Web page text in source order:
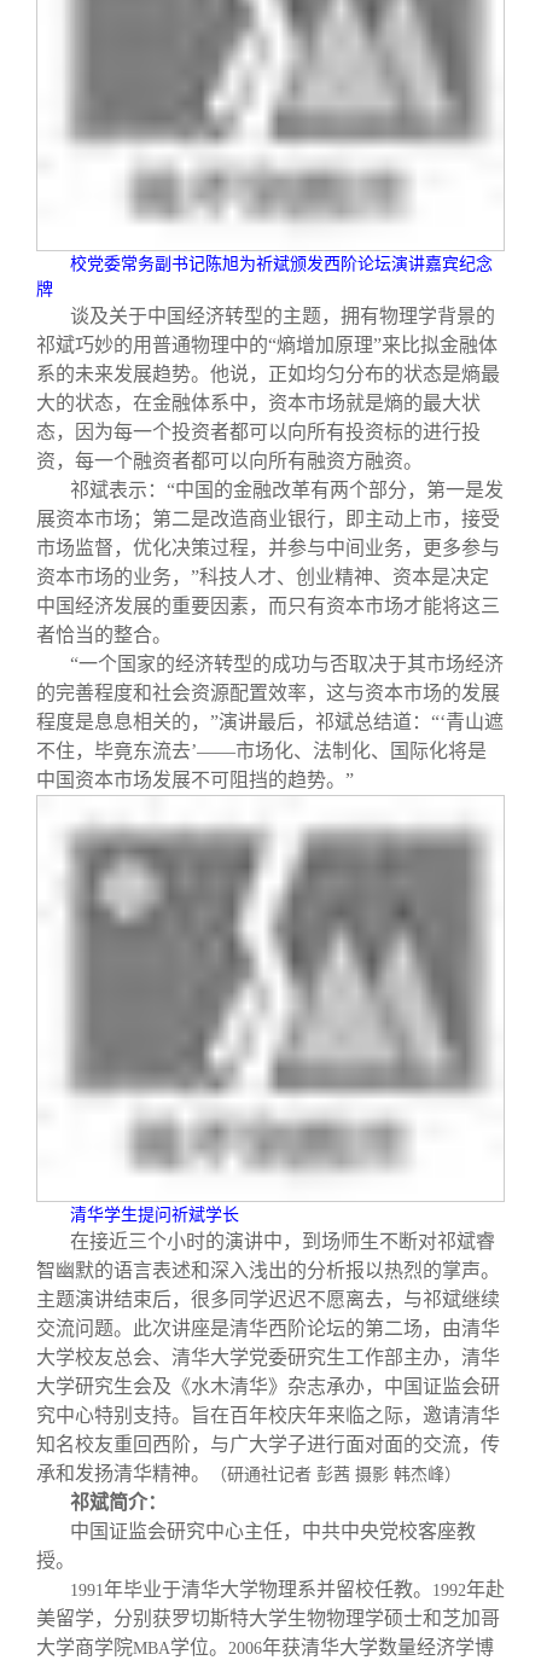
校党委常务副书记陈旭为祈斌颁发西阶论坛演讲嘉宾纪念
牌
谈及关于中国经济转型的主题，拥有物理学背景的
祁斌巧妙的用普通物理中的“熵增加原理”来比拟金融体
系的未来发展趋势。他说，正如均匀分布的状态是熵最
大的状态，在金融体系中，资本市场就是熵的最大状
态，因为每一个投资者都可以向所有投资标的进行投
资，每一个融资者都可以向所有融资方融资。
祁斌表示：“中国的金融改革有两个部分，第一是发
展资本市场；第二是改造商业银行，即主动上市，接受
市场监督，优化决策过程，并参与中间业务，更多参与
资本市场的业务，”科技人才、创业精神、资本是决定
中国经济发展的重要因素，而只有资本市场才能将这三
者恰当的整合。
“一个国家的经济转型的成功与否取决于其市场经济
的完善程度和社会资源配置效率，这与资本市场的发展
程度是息息相关的，”演讲最后，祁斌总结道：“‘青山遮
不住，毕竟东流去’——市场化、法制化、国际化将是
中国资本市场发展不可阻挡的趋势。”
清华学生提问祈斌学长
在接近三个小时的演讲中，到场师生不断对祁斌睿
智幽默的语言表述和深入浅出的分析报以热烈的掌声。
主题演讲结束后，很多同学迟迟不愿离去，与祁斌继续
交流问题。此次讲座是清华西阶论坛的第二场，由清华
大学校友总会、清华大学党委研究生工作部主办，清华
大学研究生会及《水木清华》杂志承办，中国证监会研
究中心特别支持。旨在百年校庆年来临之际，邀请清华
知名校友重回西阶，与广大学子进行面对面的交流，传
承和发扬清华精神。
（研通社记者 彭茜 摄影 韩杰峰）
祁斌简介：
中国证监会研究中心主任，中共中央党校客座教
授。
1991年毕业于清华大学物理系并留校任教。 1992年赴
美留学，分别获罗切斯特大学生物物理学硕士和芝加哥
大学商学院MBA学位。 2006年获清华大学数量经济学博